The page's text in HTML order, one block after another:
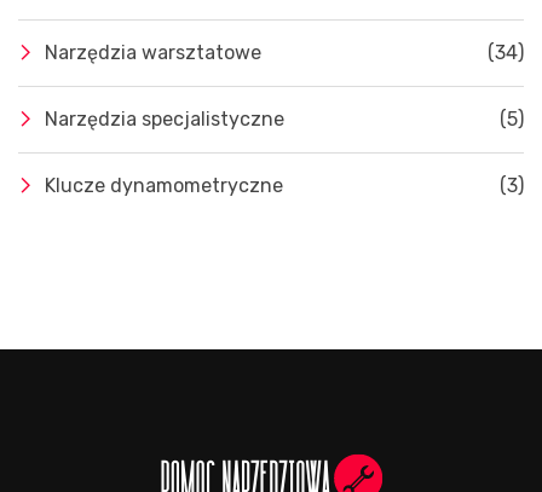
Narzędzia warsztatowe (34)
Narzędzia specjalistyczne (5)
Klucze dynamometryczne (3)